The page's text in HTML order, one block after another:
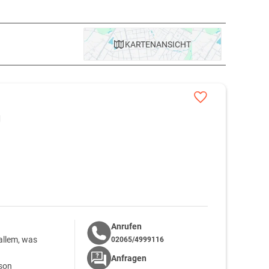
Clubs und in den guten Restaurants. Unverwechselbar
und liebenswerten Extras zu verwöhnen
verschenken. DieHotelangebote Dresdenreichen von 3-
ist als Flaniermeile mit italienischem Flair bekannt. In
freitragenden Sandsteinkuppel gilt als eines der
KARTENANSICHT
was
Anrufen
02065/4999116
Anfragen